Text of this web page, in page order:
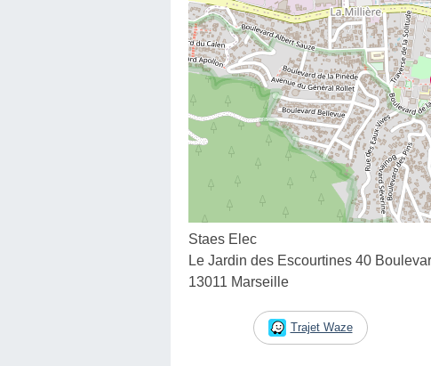
Staes Elec
Le Jardin des Escourtines 40
13011 Marseille
Trajet Waze